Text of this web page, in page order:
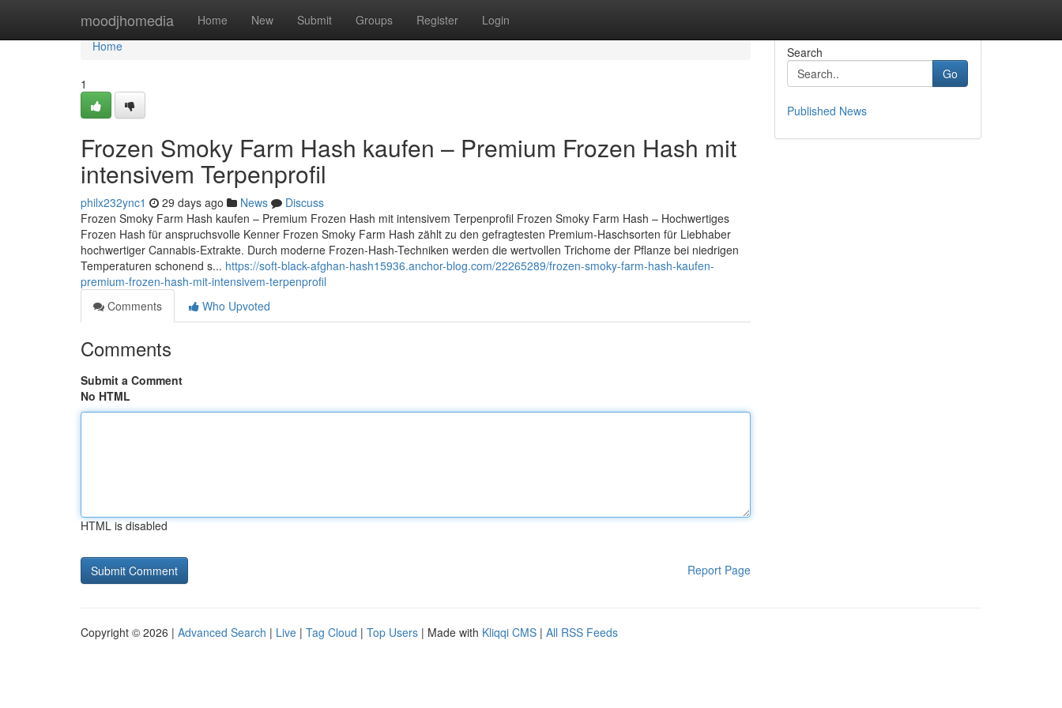
moodjhomedia Home New Submit Groups Register Login
Home
Home
1
Frozen Smoky Farm Hash kaufen – Premium Frozen Hash mit
intensivem Terpenprofil
philx232ync1 29 days ago News
Discuss
Frozen Smoky Farm Hash kaufen – Premium Frozen Hash mit intensivem Terpenprofil Frozen Smoky Farm Hash – Hochwertiges
Frozen Hash für anspruchsvolle Kenner Frozen Smoky Farm Hash zählt zu den gefragtesten Premium-Haschsorten für Liebhaber
hochwertiger Cannabis-Extrakte. Durch moderne Frozen-Hash-Techniken werden die wertvollen Trichome der Pflanze bei niedrigen
Temperaturen schonend s... https://soft-black-afghan-hash15936.anchor-blog.com/22265289/frozen-smoky-farm-hash-kaufen-
premium-frozen-hash-mit-intensivem-terpenprofil
Comments
Who Upvoted
Comments
Submit a Comment
No HTML
HTML is disabled
Report Page
Search
Go
Published News
Copyright © 2026 | Advanced Search | Live | Tag Cloud | Top Users | Made with Kliqqi CMS | All RSS Feeds